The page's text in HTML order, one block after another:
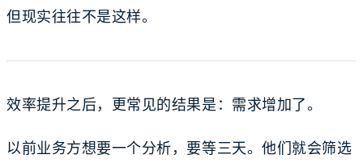
但现实往往不是这样。
效率提升之后，更常见的结果是：需求增加了。
以前业务方想要一个分析，要等三天。他们就会筛选